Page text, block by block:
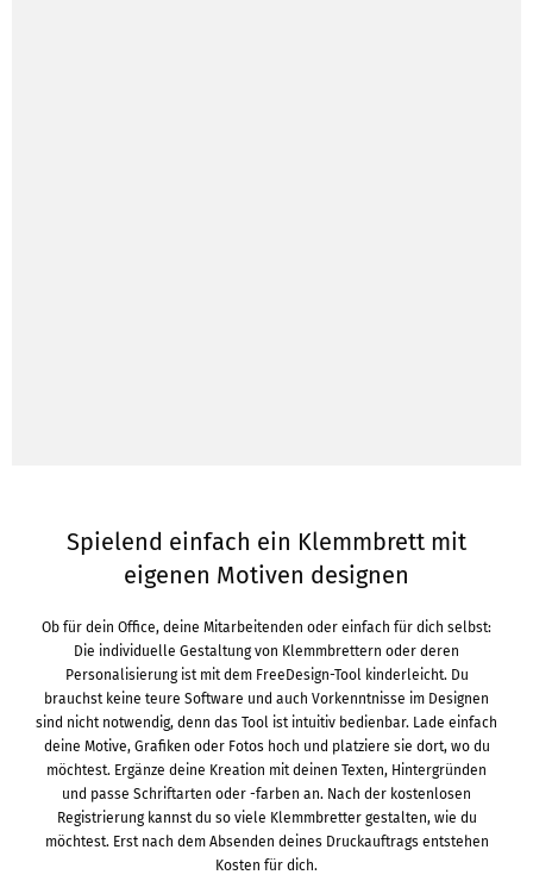
Spielend einfach ein Klemmbrett mit
eigenen Motiven designen
Ob für dein Office, deine Mitarbeitenden oder einfach für dich selbst:
Die individuelle Gestaltung von Klemmbrettern oder deren
Personalisierung ist mit dem FreeDesign-Tool kinderleicht. Du
brauchst keine teure Software und auch Vorkenntnisse im Designen
sind nicht notwendig, denn das Tool ist intuitiv bedienbar. Lade einfach
deine Motive, Grafiken oder Fotos hoch und platziere sie dort, wo du
möchtest. Ergänze deine Kreation mit deinen Texten, Hintergründen
und passe Schriftarten oder -farben an. Nach der kostenlosen
Registrierung kannst du so viele Klemmbretter gestalten, wie du
möchtest. Erst nach dem Absenden deines Druckauftrags entstehen
Kosten für dich.